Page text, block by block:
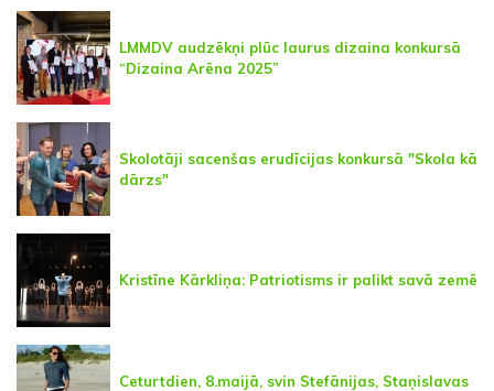
LMMDV audzēkņi plūc laurus dizaina konkursā
“Dizaina Arēna 2025”
Skolotāji sacenšas erudīcijas konkursā "Skola kā
dārzs"
Kristīne Kārkliņa: Patriotisms ir palikt savā zemē
Ceturtdien, 8.maijā, svin Stefānijas, Staņislavas